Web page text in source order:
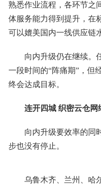
熟悉作业流程，各环节之
体服务能力得到提升，在
可以媲美国内一线供应链
向内升级仍在继续。
一段时间的“阵痛期”，但
终会达成目标。
连开四城 织密云仓网
向内升级要效率的同
步也没有停止。
乌鲁木齐、兰州、哈